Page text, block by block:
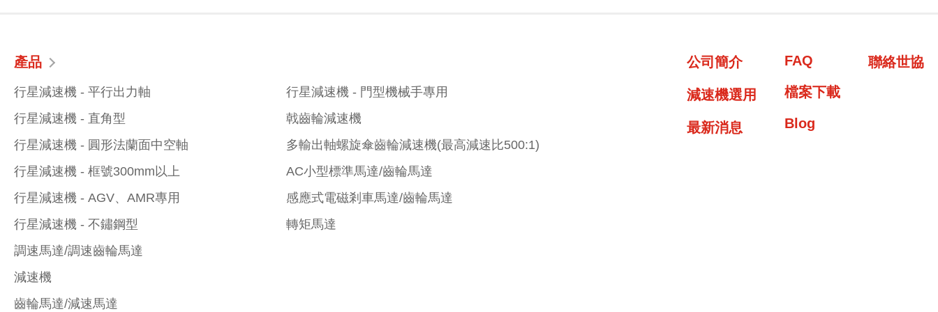
產品
行星減速機 - 平行出力軸
行星減速機 - 直角型
行星減速機 - 圓形法蘭面中空軸
行星減速機 - 框號300mm以上
行星減速機 - AGV、AMR專用
行星減速機 - 不鏽鋼型
行星減速機 - 門型機械手專用
戟齒輪減速機
多輸出軸螺旋傘齒輪減速機(最高減速比500:1)
AC小型標準馬達/齒輪馬達
感應式電磁剎車馬達/齒輪馬達
轉矩馬達
調速馬達/調速齒輪馬達
減速機
齒輪馬達/減速馬達
公司簡介
減速機選用
最新消息
FAQ
檔案下載
Blog
聯絡世協